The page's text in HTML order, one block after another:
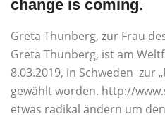
change is coming.
Greta Thunberg, zur Frau
Greta Thunberg, ist am
8.03.2019, in Schweden zur
gewählt worden. http://
etwas radikal ändern um